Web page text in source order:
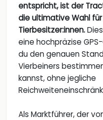
entspricht, ist der
die ultimative Wahl
Tierbesitzer:innen.
eine hochpräzise
du den genauen
Vierbeiners
kannst, ohne jegliche
Als Marktführer, der